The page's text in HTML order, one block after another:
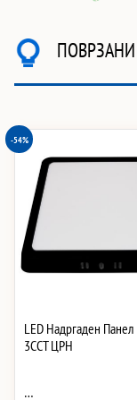
-54%
LED Надргаден Панел
3CCT ЦРН
…